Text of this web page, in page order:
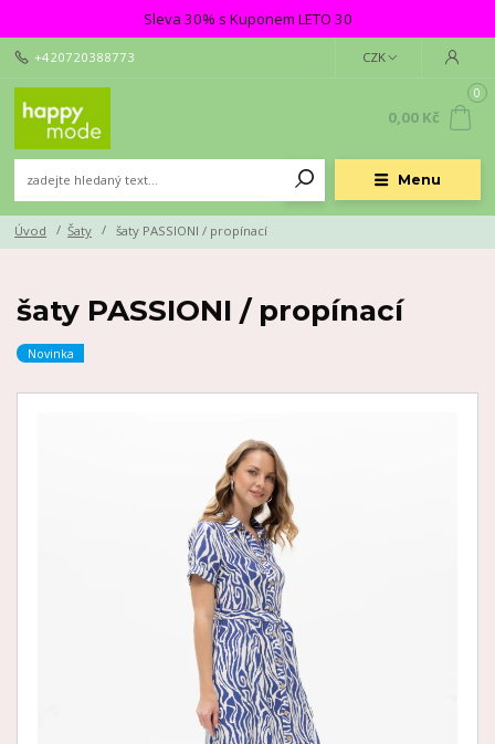
Sleva 30% s Kuponem LETO 30
Menu
CZK
+420720388773
0
0,00 Kč
Úvod Šaty šaty PASSIONI / propínací
šaty PASSIONI / propínací
Novinka